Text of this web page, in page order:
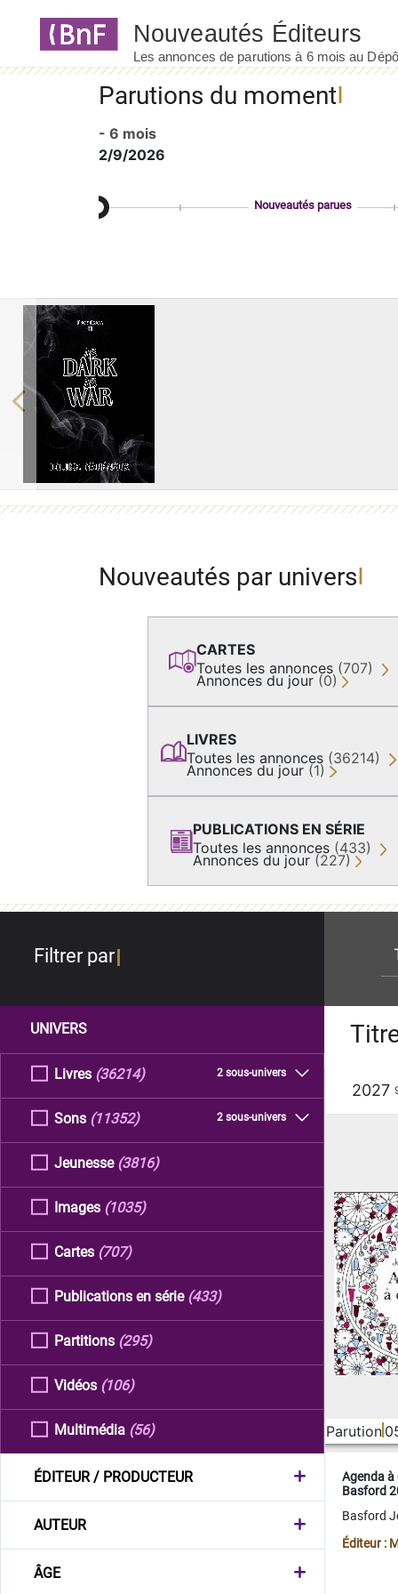
Parutions du moment
- 6 mois
2/9/2026
Nouveautés parues
Previous
Nouveautés par univers
CARTES
Toutes les annonces (707)
Annonces du jour (0)
LIVRES
Toutes les annonces (36214)
Annonces du jour (1)
PUBLICATIONS EN SÉRIE
Toutes les annonces (433)
Annonces du jour (227)
Filtrer par
UNIVERS
Livres 2 sous-univers
(36214)
Sons 2 sous-univers
(11352)
Jeunesse (3816)
Images (1035)
Cartes (707)
Publications en série (433)
Partitions (295)
Vidéos (106)
Multimédia (56)
ÉDITEUR / PRODUCTEUR
AUTEUR
ÂGE
2027
Parution
Agenda
Basford
Basford
Éditeur :